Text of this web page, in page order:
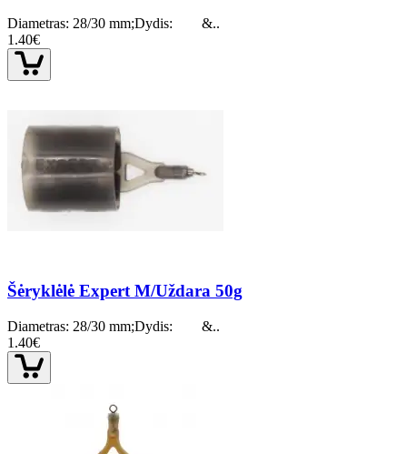
Diametras: 28/30 mm;Dydis: &..
1.40€
Šėryklėlė Expert M/Uždara 50g
Diametras: 28/30 mm;Dydis: &..
1.40€